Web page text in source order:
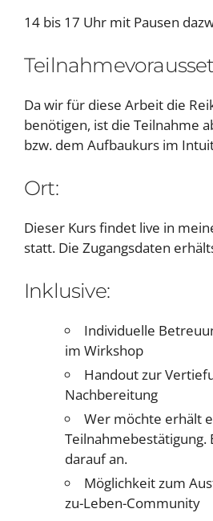
14 bis 17 Uhr mit Pausen
Da wir für diese Arbeit die
benötigen, ist die Teilnahme
bzw. dem Aufbaukurs im
Ort:
Dieser Kurs findet live in
statt. Die Zugangsdaten
Inklusive:
Individuelle
im Wirkshop
Handout zur
Nachbereitung
Wer möchte erhält
Teilnahmebestätigung.
darauf an.
Möglichkeit zum
zu-Leben-Community